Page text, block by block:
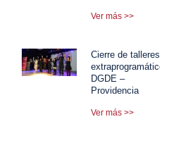
Ver más >>
Cierre de talleres
extraprogramáticos
DGDE –
Providencia
Ver más >>